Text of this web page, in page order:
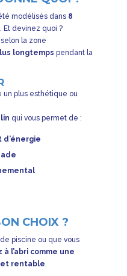
modélisés dans 8
. Et devinez quoi ?
la zone
longtemps pendant la
un plus esthétique ou
qui vous permet de :
d’énergie
CHOIX ?
piscine ou que vous
à l’abri comme une
rentable